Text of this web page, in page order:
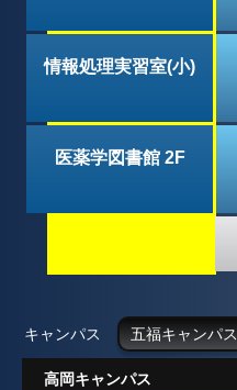
情報処理実習室(小)
医薬学図書館 2F
キャンパス 五福キャンパス
高岡キャンパス